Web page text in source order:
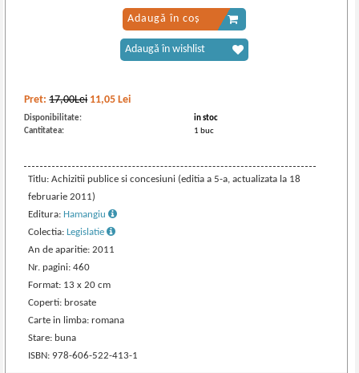
Pret:17,00Lei 11,05 Lei
Disponibilitate:
in stoc
Cantitatea:
1 buc
Titlu: Achizitii publice si concesiuni (editia a 5-a, actualizata la 18
februarie 2011)
Editura: Hamangiu
Colectia:Legislatie
An de aparitie: 2011
Nr. pagini: 460
Format: 13 x 20 cm
Coperti: brosate
Carte in limba: romana
Stare: buna
ISBN: 978-606-522-413-1
Adaugă în coș
Adaugă în wishlist